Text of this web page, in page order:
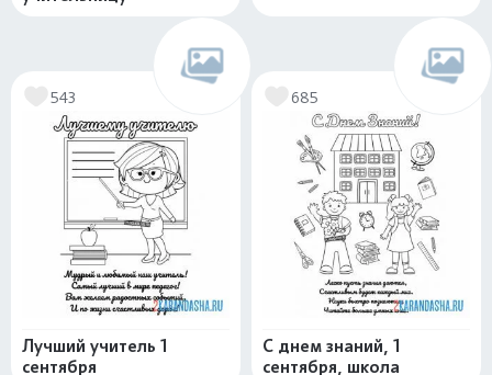
543
Лучший учитель 1
сентября
685
С днем знаний, 1
сентября, школа